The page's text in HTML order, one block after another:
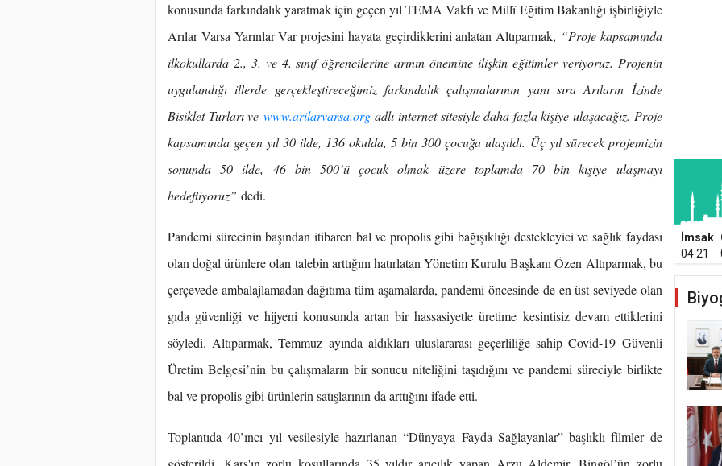
konusunda farkındalık yaratmak için geçen yıl TEMA Vakfı ve Millî Eğitim Bakanlığı işbirliğiyle
Arılar Varsa Yarınlar Var projesini hayata geçirdiklerini anlatan Altıparmak, “Proje kapsamında
ilkokullarda 2., 3. ve 4. sınıf öğrencilerine arının önemine ilişkin eğitimler veriyoruz. Projenin
uygulandığı illerde gerçekleştireceğimiz farkındalık çalışmalarının yanı sıra Arıların İzinde
Bisiklet Turları ve www.arilarvarsa.orgadlı internet sitesiyle daha fazla kişiye ulaşacağız. Proje
kapsamında geçen yıl 30 ilde, 136 okulda, 5 bin 300 çocuğa ulaşıldı. Üç yıl sürecek projemizin
sonunda 50 ilde, 46 bin 500’ü çocuk olmak üzere toplamda 70 bin kişiye ulaşmayı
hedefliyoruz” dedi.
Pandemi sürecinin başından itibaren bal ve propolis gibi bağışıklığı destekleyici ve sağlık faydası
olan doğal ürünlere olan talebin arttığını hatırlatan Yönetim Kurulu Başkanı Özen Altıparmak, bu
çerçevede ambalajlamadan dağıtıma tüm aşamalarda, pandemi öncesinde de en üst seviyede olan
gıda güvenliği ve hijyeni konusunda artan bir hassasiyetle üretime kesintisiz devam ettiklerini
söyledi. Altıparmak, Temmuz ayında aldıkları uluslararası geçerliliğe sahip Covid-19 Güvenli
Üretim Belgesi’nin bu çalışmaların bir sonucu niteliğini taşıdığını ve pandemi süreciyle birlikte
bal ve propolis gibi ürünlerin satışlarının da arttığını ifade etti.
Toplantıda 40’ıncı yıl vesilesiyle hazırlanan “Dünyaya Fayda Sağlayanlar” başlıklı filmler de
İmsak
04:21